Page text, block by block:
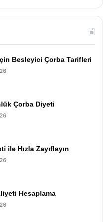
Besleyici Çorba Tarifleri
Çorba Diyeti
ile Hızla Zayıflayın
Hesaplama